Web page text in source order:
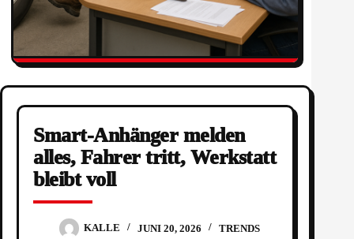
Smart-Anhänger melden
alles, Fahrer tritt, Werkstatt
bleibt voll
KALLE JUNI 20, 2026 TRENDS